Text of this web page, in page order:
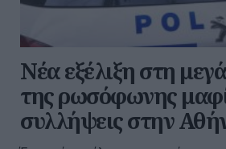
Νέα εξέλιξη στη
της ρωσόφωνης
συλλήψεις στην